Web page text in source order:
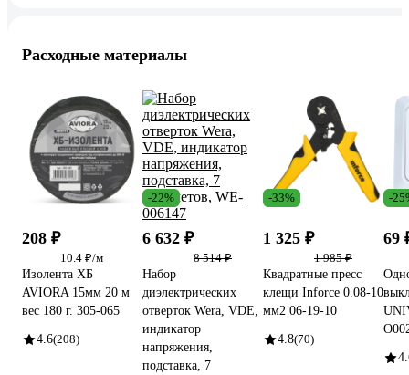
Расходные материалы
208 ₽
10.4 ₽/м
Изолента ХБ
AVIORA 15мм 20 м
вес 180 г. 305-065
4.6(208)
-22%
6 632 ₽
8 514 ₽
Набор
диэлектрических
отверток Wera, VDE,
индикатор
напряжения,
подставка, 7
-33%
1 325 ₽
1 985 ₽
Квадратные пресс
клещи Inforce 0.08-10
мм2 06-19-10
4.8(70)
-
69